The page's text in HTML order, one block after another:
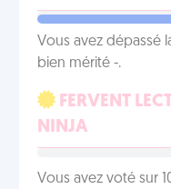
Vous avez dépassé
bien mérité -.
FERVENT
NINJA
Vous avez voté sur